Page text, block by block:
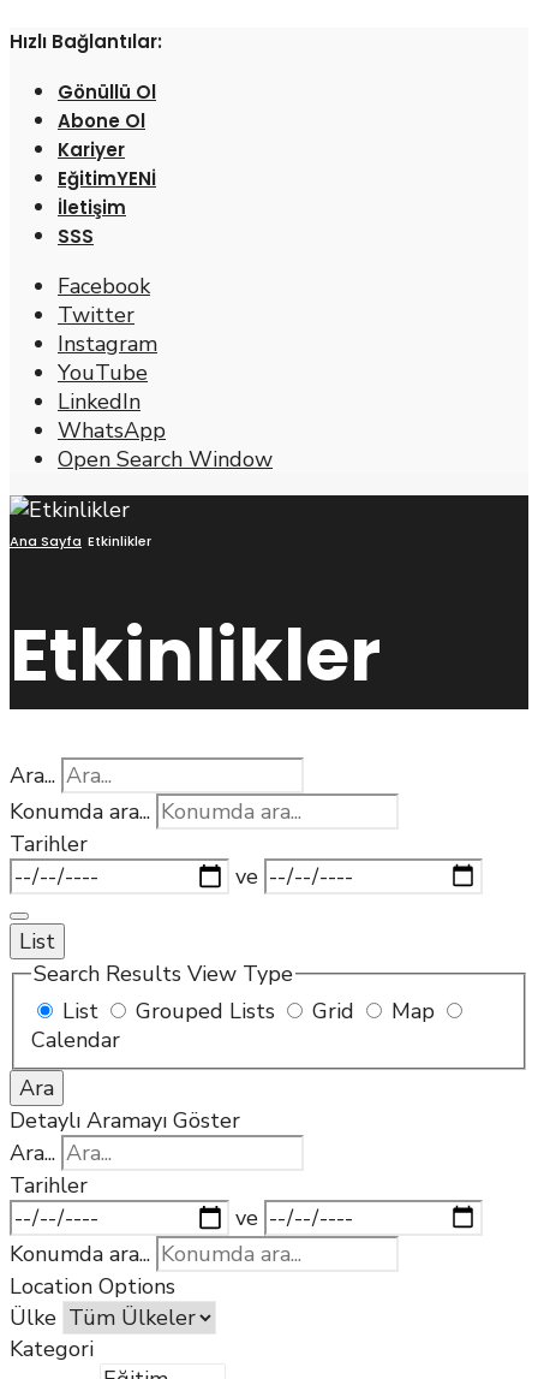
Hızlı Bağlantılar:
Gönüllü Ol
Abone Ol
Kariyer
Eğitim
İletişim
SSS
Facebook
Twitter
Instagram
YouTube
LinkedIn
WhatsApp
Open Search Window
Ana Sayfa Etkinlikler
Etkinlikler
Ara...
Konumda ara...
Tarihler
ve
List
Search Results View Type
List
Grouped Lists Grid
Map
Calendar
Ara
Detaylı Aramayı Göster
Ara...
Tarihler
ve
Konumda ara...
Location Options
Ülke
Kategori